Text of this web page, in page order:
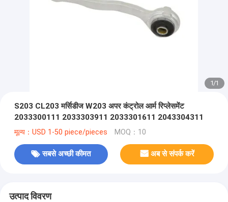
1/1
S203 CL203 मर्सिडीज W203 अपर कंट्रोल आर्म रिप्लेसमेंट
2033300111 2033303911 2033301611 2043304311
मूल्य：USD 1-50 piece/pieces MOQ：10
सबसे अच्छी कीमत अब से संपर्क करें
उत्पाद विवरण